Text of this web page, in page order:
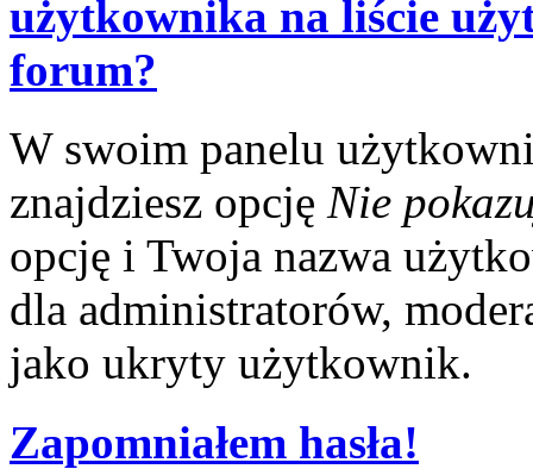
użytkownika na liście
forum?
W swoim panelu
znajdziesz opcję Nie
opcję i Twoja nazwa
dla administratorów,
jako ukryty użytkownik.
Zapomniałem hasła!